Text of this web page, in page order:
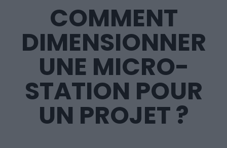
COMMENT
DIMENSIONNER
UNE MICRO-
STATION POUR
UN PROJET ?